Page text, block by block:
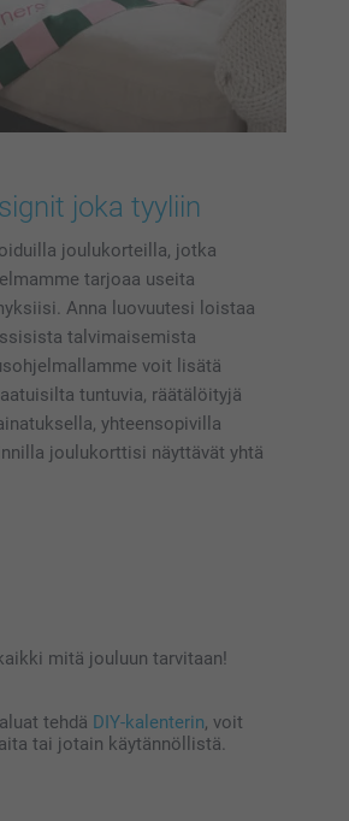
joka tyyliin
joulukorteilla, jotka
tarjoaa useita
Anna luovuutesi loistaa
talvimaisemista
voit lisätä
tuntuvia, räätälöityjä
yhteensopivilla
joulukorttisi näyttävät yhtä
mitä jouluun tarvitaan!
tehdä DIY-kalenterin, voit
tai jotain käytännöllistä.